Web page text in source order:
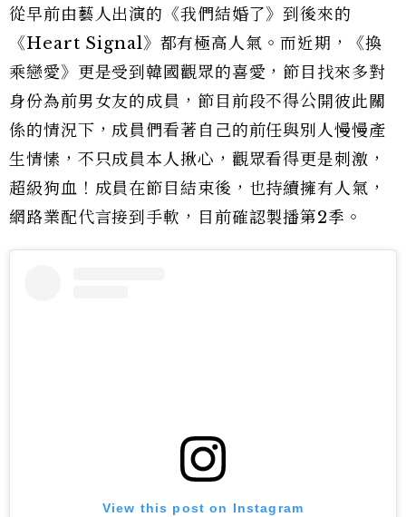
從早前由藝人出演的《我們結婚了》到後來的
《Heart Signal》都有極高人氣。而近期，《換
乘戀愛》更是受到韓國觀眾的喜愛，節目找來多對
身份為前男女友的成員，節目前段不得公開彼此關
係的情況下，成員們看著自己的前任與別人慢慢產
生情愫，不只成員本人揪心，觀眾看得更是刺激，
超級狗血！成員在節目結束後，也持續擁有人氣，
網路業配代言接到手軟，目前確認製播第2季。
View this post on Instagram